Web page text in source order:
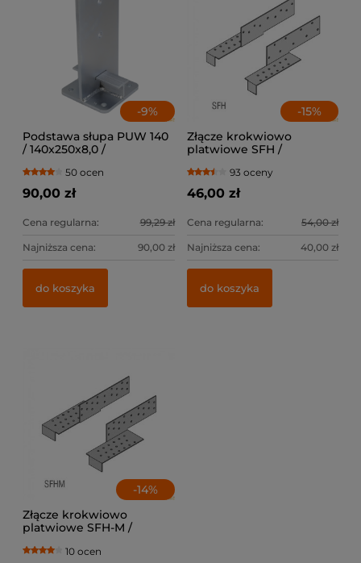
-9%
Podstawa słupa PUW 140
/ 140x250x8,0 /
50 ocen
90,00 zł
Cena regularna: 99,29 zł
Najniższa cena: 90,00 zł
do koszyka
-15%
Złącze krokwiowo
platwiowe SFH /
93 oceny
46,00 zł
Cena regularna: 54,00 zł
Najniższa cena: 40,00 zł
do koszyka
-14%
Złącze krokwiowo
platwiowe SFH-M /
10 ocen